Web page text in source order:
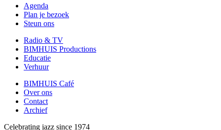
Agenda
Plan je bezoek
Steun ons
Radio & TV
BIMHUIS Productions
Educatie
Verhuur
BIMHUIS Café
Over ons
Contact
Archief
Celebrating jazz since 1974